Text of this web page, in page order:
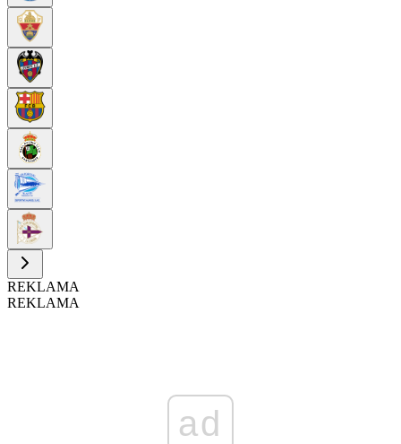
REKLAMA
REKLAMA
ad